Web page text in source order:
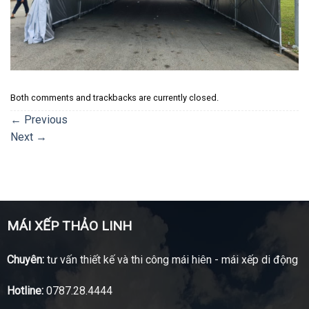
Both comments and trackbacks are currently closed.
← Previous
Next →
MÁI XẾP THẢO LINH
Chuyên:tư vấn thiết kế và thi công mái hiên - mái xếp di động
Hotline:0787.28.4444